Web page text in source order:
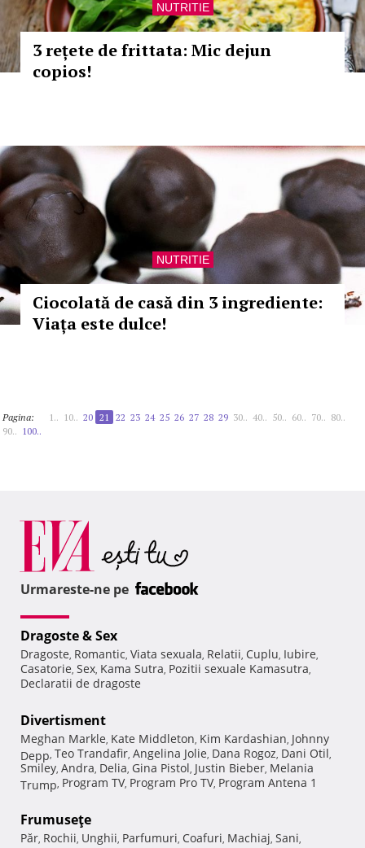
NUTRITIE
3 rețete de frittata: Mic dejun
copios!
NUTRITIE
Ciocolată de casă din 3 ingrediente:
Viața este dulce!
Pagina: 1.. 10.. 20 21 22 23 24 25 26 27 28 29 30.. 40.. 50.. 60.. 70.. 80..
90.. 100..
Urmareste-ne pe
Dragoste & Sex
Dragoste, Romantic, Viata sexuala, Relatii, Cuplu, Iubire,
Casatorie, Sex, Kama Sutra, Pozitii sexuale Kamasutra,
Declaratii de dragoste
Divertisment
Meghan Markle, Kate Middleton, Kim Kardashian, Johnny
Depp, Teo Trandafir, Angelina Jolie, Dana Rogoz, Dani Otil,
Smiley, Andra, Delia, Gina Pistol, Justin Bieber, Melania
Trump, Program TV, Program Pro TV, Program Antena 1
Frumuseţe
Păr, Rochii, Unghii, Parfumuri, Coafuri, Machiaj, Sani,